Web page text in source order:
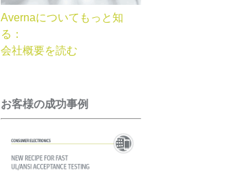
Avernaについてもっと知
る：
会社概要を読む
お客様の成功事例